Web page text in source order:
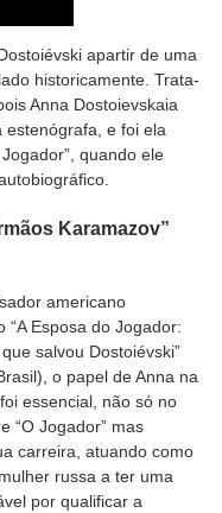
apartir de uma
historicamente. Trata-
Anna Dostoievskaia
estenógrafa, e foi ela
quando ele
Karamazov”
americano
Esposa do Jogador:
salvou Dostoiévski”
o papel de Anna na
essencial, não só no
“O Jogador” mas
carreira, atuando como
russa a ter uma
por qualificar a